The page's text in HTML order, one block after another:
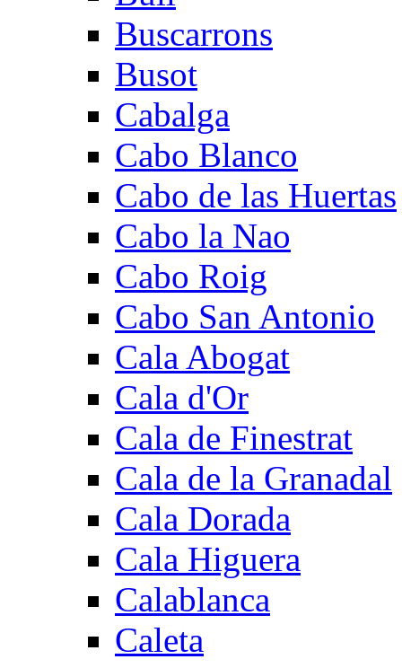
Buscarrons
Busot
Cabalga
Cabo Blanco
Cabo de las Huertas
Cabo la Nao
Cabo Roig
Cabo San Antonio
Cala Abogat
Cala d'Or
Cala de Finestrat
Cala de la Granadal
Cala Dorada
Cala Higuera
Calablanca
Caleta